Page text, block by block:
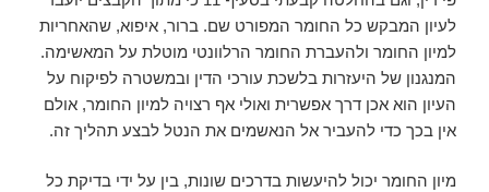
לעיון המבקש כל החומר המפורט שם. ברור, איפוא, שהאחריות
למיון החומר ולהעברת החומר הרלוונטי מוטלת על המאשימה.
המנגנון של היעזרות בלשכת עורכי הדין ובמשטרה לפיקוח על
העיון הוא אכן דרך אפשרית ואולי אף רצויה למיון החומר, אולם
אין בכך כדי להעביר אל הנאשמים את הנטל לבצע תהליך זה.
מיון החומר יכול להיעשות בדרכים שונות, בין על ידי בדיקת כל